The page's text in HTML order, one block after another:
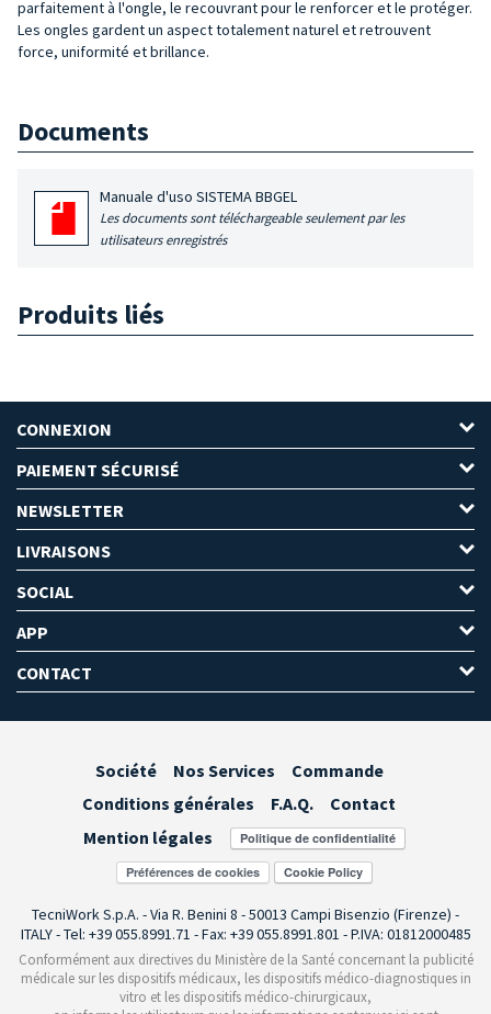
parfaitement à l'ongle, le recouvrant pour le renforcer et le protéger.
Les ongles gardent un aspect totalement naturel et retrouvent
force, uniformité et brillance.
Documents
Manuale d'uso SISTEMA BBGEL
Les documents sont téléchargeable seulement par les
utilisateurs enregistrés
Produits liés
CONNEXION
PAIEMENT SÉCURISÉ
NEWSLETTER
LIVRAISONS
SOCIAL
APP
CONTACT
Société Nos Services
Commande
Conditions générales
F.A.Q.
Contact
Mention légales
Préférences de cookies
TecniWork S.p.A. - Via R. Benini 8 - 50013 Campi Bisenzio (Firenze) -
ITALY - Tel: +39 055.8991.71 - Fax: +39 055.8991.801 - P.IVA: 01812000485
Conformément aux directives du Ministère de la Santé concernant la publicité
médicale sur les dispositifs médicaux, les dispositifs médico-diagnostiques in
vitro et les dispositifs médico-chirurgicaux,